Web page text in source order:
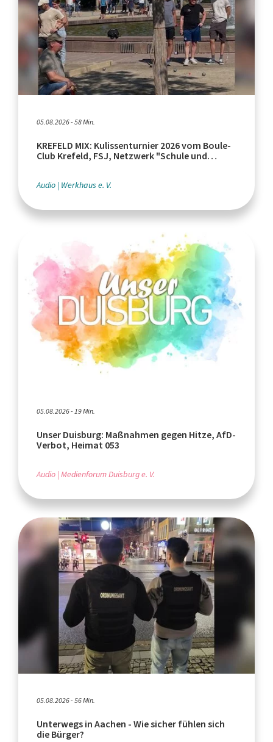
05.08.2026 - 58 Min.
KREFELD MIX: Kulissenturnier 2026 vom Boule-
Club Krefeld, FSJ, Netzwerk "Schule und
Audio Werkhaus e. V.
05.08.2026 - 19 Min.
Unser Duisburg: Maßnahmen gegen Hitze, AfD-
Verbot, Heimat 053
Audio Medienforum Duisburg e. V.
05.08.2026 - 56 Min.
Unterwegs in Aachen - Wie sicher fühlen sich
die Bürger?